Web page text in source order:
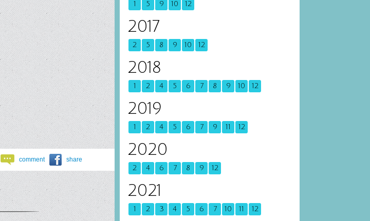
comment share
1 5 9 10 12
2017
2 5 8 9 10 12
2018
1 2 4 5 6 7 8 9 10 12
2019
1 2 4 5 6 7 9 11 12
2020
2 4 6 7 8 9 12
2021
1 2 3 4 5 6 7 10 11 12